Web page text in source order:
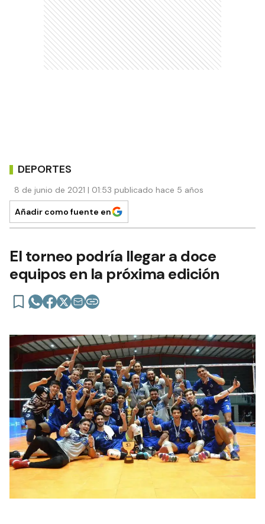
DEPORTES
8 de junio de 2021 | 01:53 publicado hace 5 años
Añadir como fuente en
El torneo podría llegar a doce
equipos en la próxima edición